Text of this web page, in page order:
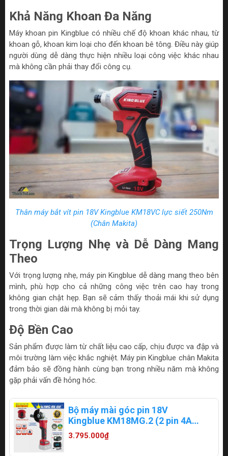
Khả Năng Khoan Đa Năng
Máy khoan pin Kingblue có nhiều chế độ khoan khác nhau, từ
khoan gỗ, khoan kim loại cho đến khoan bê tông. Điều này giúp
người dùng dễ dàng thực hiện nhiều loại công việc khác nhau
mà không cần phải thay đổi công cụ.
Thân máy bắt vít pin 18V Kingblue KM18VC lực siết 250Nm
(Chân Makita)
Trọng Lượng Nhẹ và Dễ Dàng Mang
Theo
Với trọng lượng nhẹ, máy pin Kingblue dễ dàng mang theo bên
mình, phù hợp cho cả những công việc trên cao hay trong
không gian chật hẹp. Bạn sẽ cảm thấy thoải mái khi sử dụng
trong thời gian dài mà không bị mỏi tay.
Độ Bền Cao
Sản phẩm được làm từ chất liệu cao cấp, chịu được va đập và
môi trường làm việc khắc nghiệt. Máy pin Kingblue chân Makita
đảm bảo sẽ đồng hành cùng bạn trong nhiều năm mà không
gặp phải vấn đề hỏng hóc.
Bộ máy mài góc pin 18V
Kingblue KM18MG.2 (2 pin 4Ah
+ 1 sạc) (Chân Makita)
3.795.000₫